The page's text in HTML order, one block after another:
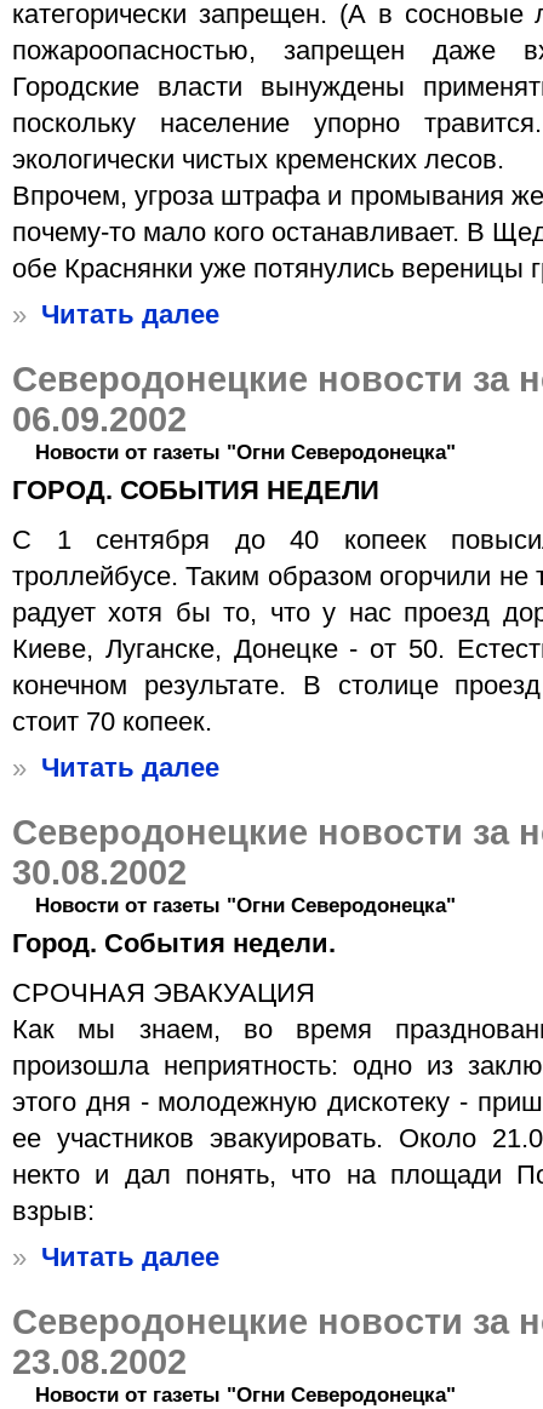
категорически запрещен. (А в сосновые
пожароопасностью, запрещен
Городские власти вынуждены
поскольку население упорно
экологически чистых кременских лесов.
Впрочем, угроза штрафа и промывания
почему-то мало кого останавливает. В
обе Краснянки уже потянулись вереницы
» Читать далее
Северодонецкие новости за
06.09.2002
Новости от газеты "Огни Северодонецка"
ГОРОД. СОБЫТИЯ НЕДЕЛИ
С 1 сентября до 40 копеек
троллейбусе. Таким образом огорчили не
радует хотя бы то, что у нас проезд
Киеве, Луганске, Донецке - от 50.
конечном результате. В столице
стоит 70 копеек.
» Читать далее
Северодонецкие новости за
30.08.2002
Новости от газеты "Огни Северодонецка"
Город. События недели.
СРОЧНАЯ ЭВАКУАЦИЯ
Как мы знаем, во время
произошла неприятность: одно из
этого дня - молодежную дискотеку -
ее участников эвакуировать. Около
некто и дал понять, что на площади
взрыв:
» Читать далее
Северодонецкие новости за
23.08.2002
Новости от газеты "Огни Северодонецка"